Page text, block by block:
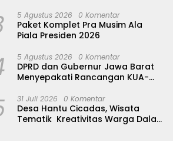
Pemberdayaan Warga
5 Agustus 2026 0 Komentar
Paket Komplet Pra Musim Ala
Piala Presiden 2026
5 Agustus 2026 0 Komentar
DPRD dan Gubernur Jawa Barat
Menyepakati Rancangan KUA-
31 Juli 2026 0 Komentar
Desa Hantu Cicadas, Wisata
Tematik Kreativitas Warga Dalam